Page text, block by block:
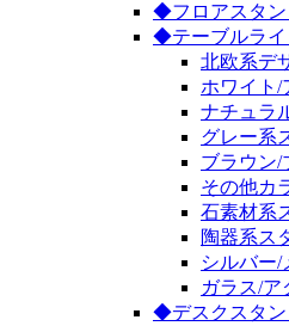
◆フロアスタン
◆テーブルライ
北欧系デ
ホワイト/
ナチュラ
グレー系
ブラウン/
その他カ
石素材系
陶器系ス
シルバー/
ガラス/ア
◆デスクスタン